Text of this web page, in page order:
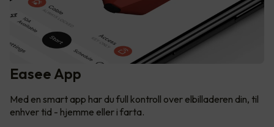
Easee App
Med en smart app har du full kontroll over elbilladeren din, til
enhver tid - hjemme eller i farta.